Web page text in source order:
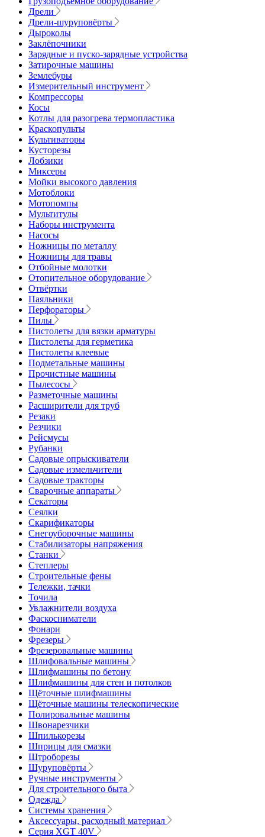
Дрели
Дрели-шуруповёрты
Дыроколы
Заклёпочники
Зарядные и пуско-зарядные устройства
Затирочные машины
Землебуры
Измерительный инструмент
Компрессоры
Косы
Котлы для разогрева термопластика
Краскопульты
Культиваторы
Кусторезы
Лобзики
Миксеры
Мойки высокого давления
Мотоблоки
Мотопомпы
Мультитулы
Наборы инструмента
Насосы
Ножницы по металлу
Ножницы для травы
Отбойные молотки
Отопительное оборудование
Отвёртки
Паяльники
Перфораторы
Пилы
Пистолеты для вязки арматуры
Пистолеты для герметика
Пистолеты клеевые
Подметальные машины
Прочистные машины
Пылесосы
Разметочные машины
Расширители для труб
Резаки
Резчики
Рейсмусы
Рубанки
Садовые опрыскиватели
Садовые измельчители
Садовые тракторы
Сварочные аппараты
Секаторы
Сеялки
Скарификаторы
Снегоуборочные машины
Стабилизаторы напряжения
Станки
Степлеры
Строительные фены
Тележки, тачки
Точила
Увлажнители воздуха
Фаскосниматели
Фонари
Фрезеры
Фрезеровальные машины
Шлифовальные машины
Шлифмашины по бетону
Шлифмашины для стен и потолков
Щёточные шлифмашины
Щёточные машины телескопические
Полировальные машины
Швонарезчики
Шпилькорезы
Шприцы для смазки
Штроборезы
Шуруповёрты
Ручные инструменты
Для строительного быта
Одежда
Системы хранения
Аксессуары, расходный материал
Серия XGT 40V